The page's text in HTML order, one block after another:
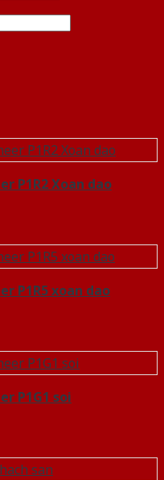
P1R2 Xoan dao
P1R5 xoan dao
P1G1 soi